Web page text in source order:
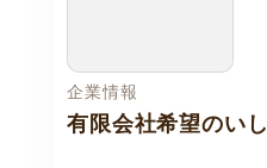
企業情報
有限会社希望のいし